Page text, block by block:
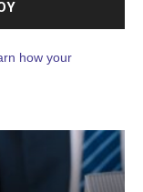
how your